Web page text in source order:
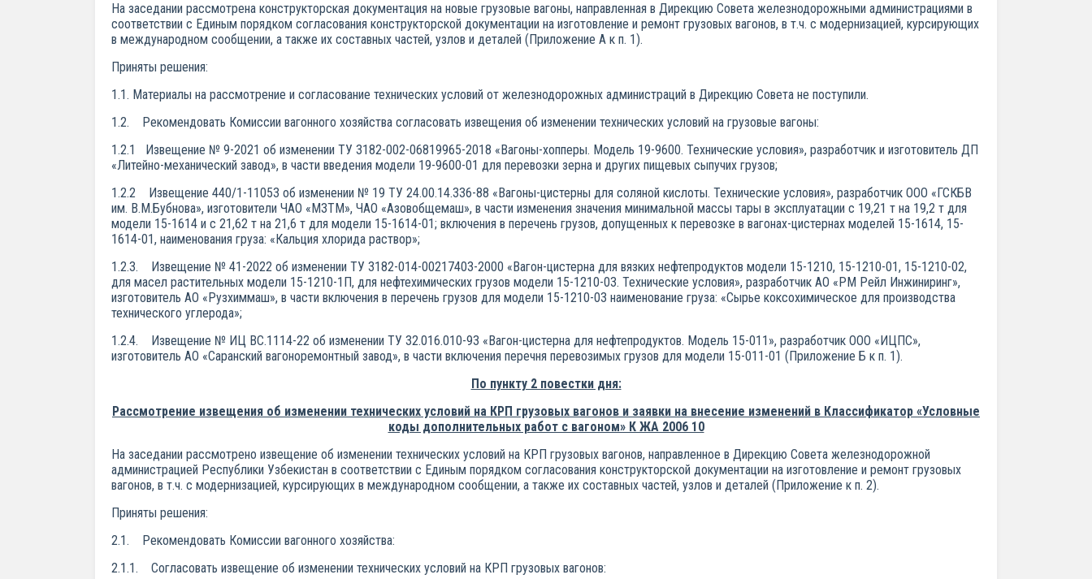
На заседании рассмотрена конструкторская документация на новые грузовые вагоны, направленная в Дирекцию Совета железнодорожными администрациями в
соответствии с Единым порядком согласования конструкторской документации на изготовление и ремонт грузовых вагонов, в т.ч. с модернизацией, курсирующих
в международном сообщении, а также их составных частей, узлов и деталей (Приложение А к п. 1).
Приняты решения:
1.1. Материалы на рассмотрение и согласование технических условий от железнодорожных администраций в Дирекцию Совета не поступили.
1.2. Рекомендовать Комиссии вагонного хозяйства согласовать извещения об изменении технических условий на грузовые вагоны:
1.2.1 Извещение № 9-2021 об изменении ТУ 3182-002-06819965-2018 «Вагоны-хопперы. Модель 19-9600. Технические условия», разработчик и изготовитель ДП
«Литейно-механический завод», в части введения модели 19-9600-01 для перевозки зерна и других пищевых сыпучих грузов;
1.2.2 Извещение 440/1-11053 об изменении № 19 ТУ 24.00.14.336-88 «Вагоны-цистерны для соляной кислоты. Технические условия», разработчик ООО «ГСКБВ
им. В.М.Бубнова», изготовители ЧАО «МЗТМ», ЧАО «Азовобщемаш», в части изменения значения минимальной массы тары в эксплуатации с 19,21 т на 19,2 т для
модели 15-1614 и с 21,62 т на 21,6 т для модели 15-1614-01; включения в перечень грузов, допущенных к перевозке в вагонах-цистернах моделей 15-1614, 15-
1614-01, наименования груза: «Кальция хлорида раствор»;
1.2.3. Извещение № 41-2022 об изменении ТУ 3182-014-00217403-2000 «Вагон-цистерна для вязких нефтепродуктов модели 15-1210, 15-1210-01, 15-1210-02,
для масел растительных модели 15-1210-1П, для нефтехимических грузов модели 15-1210-03. Технические условия», разработчик АО «РМ Рейл Инжиниринг»,
изготовитель АО «Рузхиммаш», в части включения в перечень грузов для модели 15-1210-03 наименование груза: «Сырье коксохимическое для производства
технического углерода»;
1.2.4. Извещение № ИЦ ВС.1114-22 об изменении ТУ 32.016.010-93 «Вагон-цистерна для нефтепродуктов. Модель 15-011», разработчик ООО «ИЦПС»,
изготовитель АО «Саранский вагоноремонтный завод», в части включения перечня перевозимых грузов для модели 15-011-01 (Приложение Б к п. 1).
По пункту 2 повестки дня:
Рассмотрение извещения об изменении технических условий на КРП грузовых вагонов и заявки на внесение изменений в Классификатор «Условные
коды дополнительных работ с вагоном» К ЖА 2006 10
На заседании рассмотрено извещение об изменении технических условий на КРП грузовых вагонов, направленное в Дирекцию Совета железнодорожной
администрацией Республики Узбекистан в соответствии с Единым порядком согласования конструкторской документации на изготовление и ремонт грузовых
вагонов, в т.ч. с модернизацией, курсирующих в международном сообщении, а также их составных частей, узлов и деталей (Приложение к п. 2).
Приняты решения:
2.1. Рекомендовать Комиссии вагонного хозяйства:
2.1.1. Согласовать извещение об изменении технических условий на КРП грузовых вагонов: